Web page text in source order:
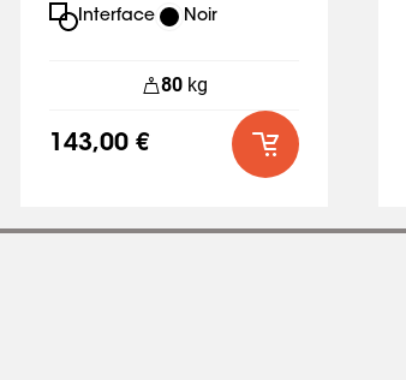
Interface Noir
80 kg
143,00 €